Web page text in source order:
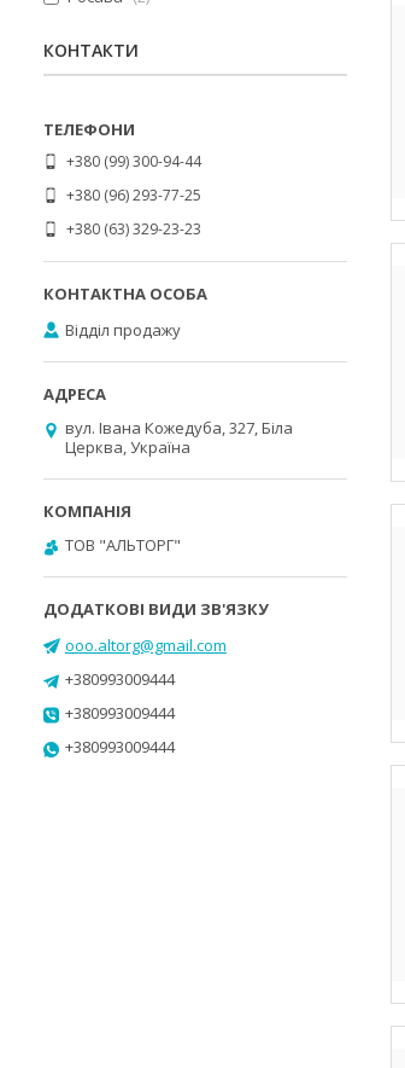
КОНТАКТИ
+380 (99) 300-94-44
+380 (96) 293-77-25
+380 (63) 329-23-23
Відділ продажу
вул. Івана Кожедуба, 327, Біла
Церква, Україна
ТОВ "АЛЬТОРГ"
ooo.altorg@gmail.com
+380993009444
+380993009444
+380993009444